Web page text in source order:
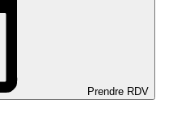
Prendre RDV